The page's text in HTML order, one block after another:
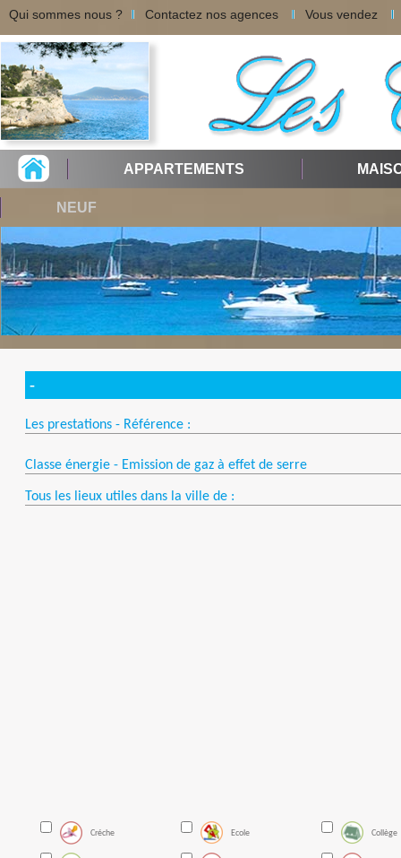
Qui sommes nous ? Contactez nos agences Vous vendez
APPARTEMENTS
NEUF
-
Les prestations - Référence :
Classe énergie - Emission de gaz à effet de serre
Tous les lieux utiles dans la ville de :
Créche Ecole Collège